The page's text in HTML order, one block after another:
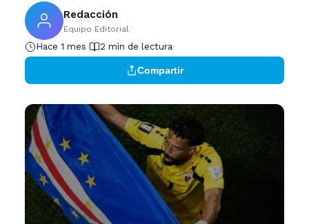
Redacción
Equipo Editorial
Hace 1 mes 2 min de lectura
Compartir